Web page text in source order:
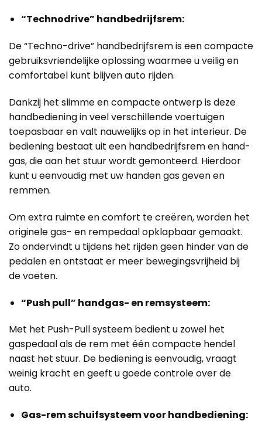
“Technodrive” handbedrijfsrem:
De “Techno-drive” handbedrijfsrem is een compacte
gebruiksvriendelijke oplossing waarmee u veilig en
comfortabel kunt blijven auto rijden.
Dankzij het slimme en compacte ontwerp is deze
handbediening in veel verschillende voertuigen
toepasbaar en valt nauwelijks op in het interieur. De
bediening bestaat uit een handbedrijfsrem en hand-
gas, die aan het stuur wordt gemonteerd. Hierdoor
kunt u eenvoudig met uw handen gas geven en
remmen.
Om extra ruimte en comfort te creëren, worden het
originele gas- en rempedaal opklapbaar gemaakt.
Zo ondervindt u tijdens het rijden geen hinder van de
pedalen en ontstaat er meer bewegingsvrijheid bij
de voeten.
“Push pull” handgas- en remsysteem:
Met het Push-Pull systeem bedient u zowel het
gaspedaal als de rem met één compacte hendel
naast het stuur. De bediening is eenvoudig, vraagt
weinig kracht en geeft u goede controle over de
auto.
Gas-rem schuifsysteem voor handbediening: